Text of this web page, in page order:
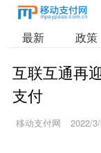
最新 政策
互联互通再
支付
移动支付网 2022/